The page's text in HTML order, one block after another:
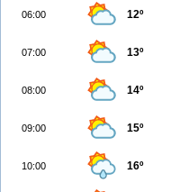
06:00 12º
07:00 13º
08:00 14º
09:00 15º
10:00 16º